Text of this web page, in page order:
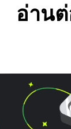
อ่าน